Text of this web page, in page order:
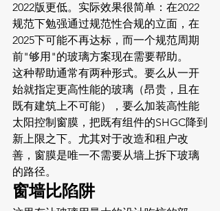
2022版更低。实际效果很简单：在2022
规范下勉强通过规范性合规的立面，在
2025下可能不再达标，而一个规范周期
前"够用"的玻璃方案现在需要帮助。
这种帮助通常有两种形式。要么从一开
始就指定更高性能的玻璃（昂贵，且在
既有建筑上不可能），要么加装高性能
太阳控制窗膜，把既有组件的SHGC降到
新上限之下。尤其对于改造和租户改
善，窗膜是唯一不需要从墙上拆下玻璃
的路径。
窗墙比陷阱